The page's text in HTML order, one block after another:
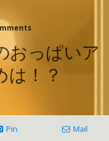
おっぱいア
は！？
Pin Mail